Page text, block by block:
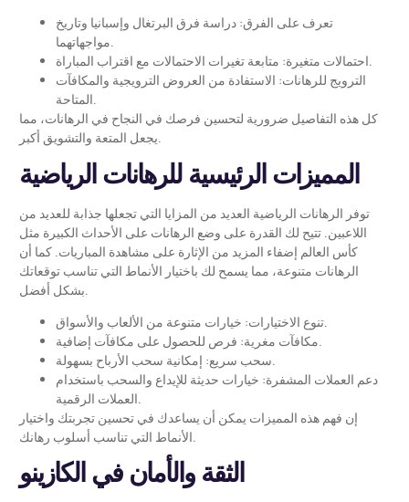
تعرف على الفرق: دراسة فرق البرتغال وإسبانيا وتاريخ
مواجهاتهما.
احتمالات متغيرة: متابعة تغيرات الاحتمالات مع اقتراب المباراة.
الترويج للرهانات: الاستفادة من العروض الترويجية والمكافآت
المتاحة.
كل هذه التفاصيل ضرورية لتحسين فرصك في النجاح في الرهانات، مما
يجعل المتعة والتشويق أكبر.
المميزات الرئيسية للرهانات الرياضية
توفر الرهانات الرياضية العديد من المزايا التي تجعلها جذابة للعديد من
اللاعبين. تتيح لك القدرة على وضع الرهانات على الأحداث الكبيرة مثل
كأس العالم إضفاء المزيد من الإثارة على مشاهدة المباريات. كما أن
الرهانات متنوعة، مما يسمح لك باختيار الأنماط التي تناسب توقعاتك
تنوع الاختيارات: خيارات متنوعة من الألعاب والأسواق.
مكافآت مغرية: فرص للحصول على مكافآت إضافية.
سحب سريع: إمكانية سحب الأرباح بسهولة.
دعم العملات المشفرة: خيارات حديثة للإيداع والسحب باستخدام
العملات الرقمية.
إن فهم هذه المميزات يمكن أن يساعدك في تحسين تجربتك واختيار
الأنماط التي تناسب أسلوب رهانك.
الثقة والأمان في الكازينو